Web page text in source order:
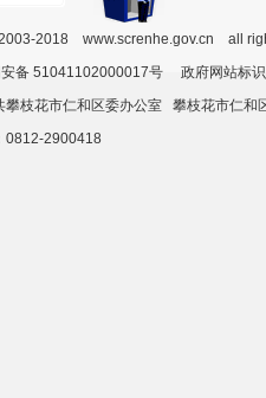
2018 www.screnhe.gov.cn all
安备 51041102000017号 政府网站
攀枝花市仁和区委办公室 攀枝花市仁
0812-2900418